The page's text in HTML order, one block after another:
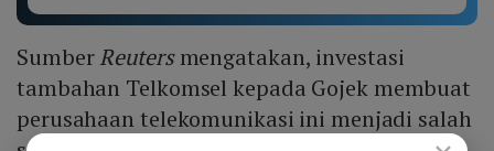
SumberReutersmengatakan, investasi
tambahan Telkomsel kepada Gojek membuat
perusahaan telekomunikasi ini menjadi salah